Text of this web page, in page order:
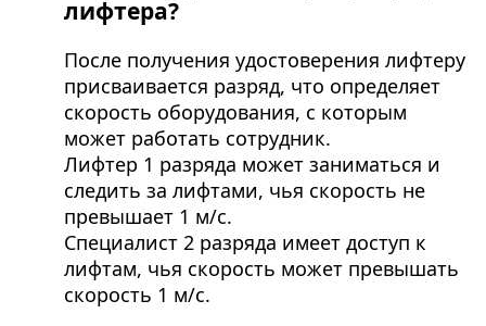
лифтера?
После получения удостоверения лифтеру
присваивается разряд, что определяет
скорость оборудования, с которым
может работать сотрудник.
Лифтер 1 разряда может заниматься и
следить за лифтами, чья скорость не
превышает 1 м/c.
Специалист 2 разряда имеет доступ к
лифтам, чья скорость может превышать
скорость 1 м/c.